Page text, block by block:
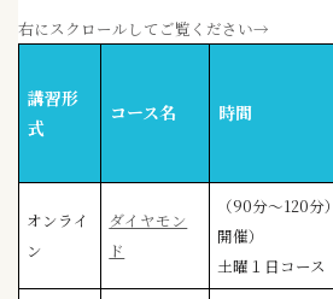
右にスクロールしてご覧ください→
講習形
式
コース名 時間
オンライ
ン
ダイヤモン
ド
（90分〜120
開催）
土曜１日コース